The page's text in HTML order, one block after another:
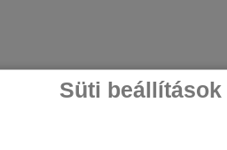
Süti beállítások